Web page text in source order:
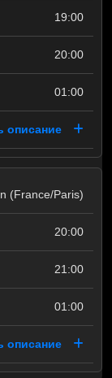
19:00
20:00
01:00
описание
(France/Paris)
20:00
21:00
01:00
описание